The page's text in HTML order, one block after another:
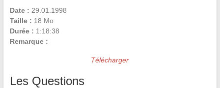
Date : 29.01.1998
Taille : 18 Mo
Durée : 1:18:38
Remarque :
Télécharger
Les Questions